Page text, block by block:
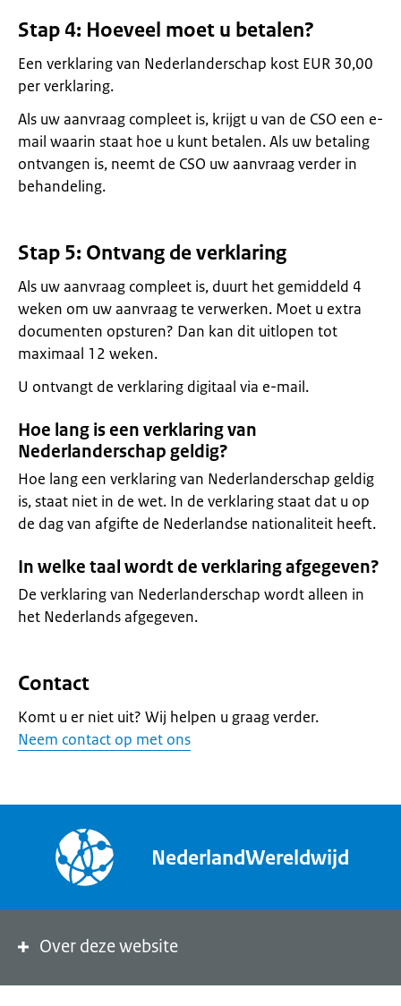
Stap 4: Hoeveel moet u betalen?
Een verklaring van Nederlanderschap kost EUR 30,00
per verklaring.
Als uw aanvraag compleet is, krijgt u van de CSO een e-
mail waarin staat hoe u kunt betalen. Als uw betaling
ontvangen is, neemt de CSO uw aanvraag verder in
behandeling.
Stap 5: Ontvang de verklaring
Als uw aanvraag compleet is, duurt het gemiddeld 4
weken om uw aanvraag te verwerken. Moet u extra
documenten opsturen? Dan kan dit uitlopen tot
maximaal 12 weken.
U ontvangt de verklaring digitaal via e-mail.
Hoe lang is een verklaring van
Nederlanderschap geldig?
Hoe lang een verklaring van Nederlanderschap geldig
is, staat niet in de wet. In de verklaring staat dat u op
de dag van afgifte de Nederlandse nationaliteit heeft.
In welke taal wordt de verklaring afgegeven?
De verklaring van Nederlanderschap wordt alleen in
het Nederlands afgegeven.
Contact
Komt u er niet uit? Wij helpen u graag verder.
Neem contact op met ons
NederlandWereldwijd
Over deze website